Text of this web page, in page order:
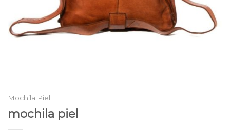
Mochila Piel
mochila piel